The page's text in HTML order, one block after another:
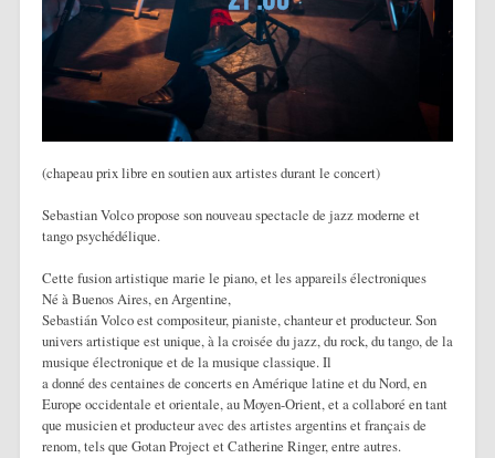
(chapeau prix libre en soutien aux artistes durant le concert)
Sebastian Volco propose son nouveau spectacle de jazz moderne et
tango psychédélique.
Cette fusion artistique marie le piano, et les appareils électroniques
Né à Buenos Aires, en Argentine,
Sebastián Volco est compositeur, pianiste, chanteur et producteur. Son
univers artistique est unique, à la croisée du jazz, du rock, du tango, de la
musique électronique et de la musique classique. Il
a donné des centaines de concerts en Amérique latine et du Nord, en
Europe occidentale et orientale, au Moyen-Orient, et a collaboré en tant
que musicien et producteur avec des artistes argentins et français de
renom, tels que Gotan Project et Catherine Ringer, entre autres.